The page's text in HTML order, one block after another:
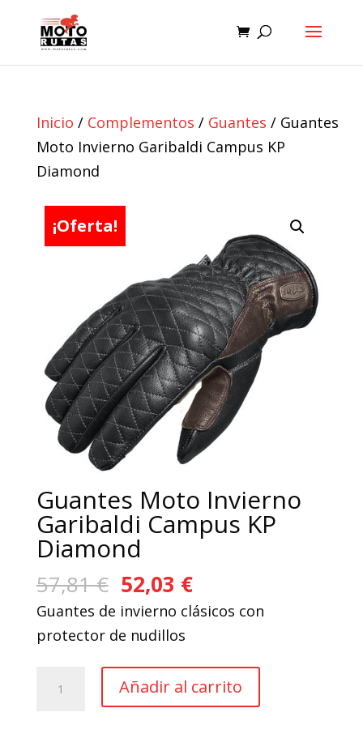
Inicio / Complementos / Guantes / Guantes
Moto Invierno Garibaldi Campus KP
Diamond
¡Oferta!
Guantes Moto Invierno
Garibaldi Campus KP
Diamond
57,81€ El
precio
original
57,81 €.
52,03 €El
precio
52,03 €.
Guantes de invierno clásicos con
protector de nudillos
Añadir al carrito